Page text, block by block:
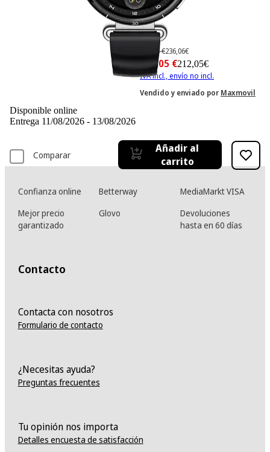
-10%
236,06 €236,06€
212,05 €212,05€
IVA incl., envío no incl.
Vendido y enviado por Maxmovil
Disponible online
Entrega 11/08/2026 - 13/08/2026
Comparar
Añadir al
carrito
Confianza online Betterway
MediaMarkt VISA
Mejor precio
garantizado
Glovo
Devoluciones
hasta en 60 días
Contacto
Contacta con nosotros
Formulario de contacto
¿Necesitas ayuda?
Preguntas frecuentes
Tu opinión nos importa
Detalles encuesta de satisfacción